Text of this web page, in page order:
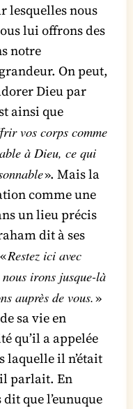
lesquelles nous
lui offrons des
notre
On peut,
Dieu par
ainsi que
vos corps comme
à Dieu, ce qui
». Mais la
comme une
un lieu précis
dit à ses
Restez ici avec
irons jusque-là
auprès de vous.»
sa vie en
qu’il a appelée
laquelle il n’était
parlait. En
que l’eunuque